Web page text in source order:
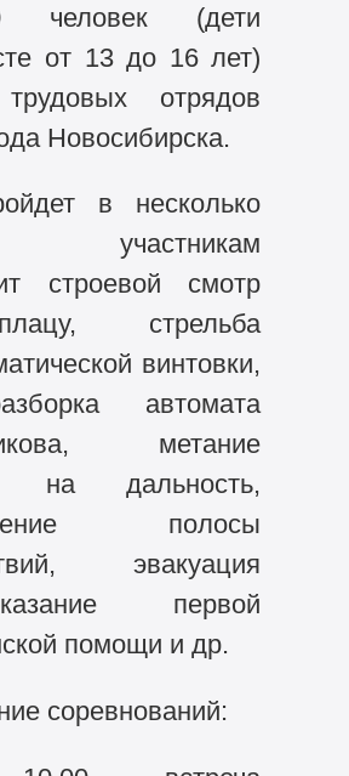
(дети
от 13 до 16 лет)
отрядов
Новосибирска.
в несколько
участникам
строевой смотр
стрельба
винтовки,
автомата
метание
на дальность,
полосы
эвакуация
первой
помощи и др.
соревнований: